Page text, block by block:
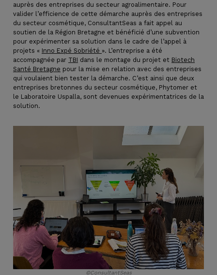
auprès des entreprises du secteur agroalimentaire. Pour
valider l’efficience de cette démarche auprès des entreprises
du secteur cosmétique, ConsultantSeas a fait appel au
soutien de la Région Bretagne et bénéficié d’une subvention
pour expérimenter sa solution dans le cadre de l’appel à
projets « Inno Expé Sobriété ». L’entreprise a été
accompagnée par TBI dans le montage du projet et Biotech
Santé Bretagne pour la mise en relation avec des entreprises
qui voulaient bien tester la démarche. C’est ainsi que deux
entreprises bretonnes du secteur cosmétique, Phytomer et
le Laboratoire Uspalla, sont devenues expérimentatrices de la
solution.
©ConsultantSeas